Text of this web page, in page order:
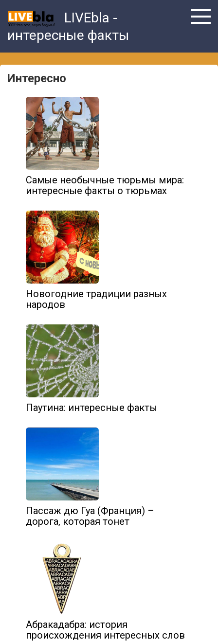
content
LIVEbla -
интересные факты
Интересно
Самые необычные тюрьмы мира:
интересные факты о тюрьмах
Новогодние традиции разных
народов
Паутина: интересные факты
Пассаж дю Гуа (Франция) –
дорога, которая тонет
Абракадабра: история
происхождения интересных слов